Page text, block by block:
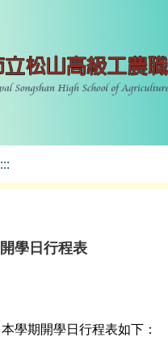
:::
開學日行程表
本學期開學日行程表如下：